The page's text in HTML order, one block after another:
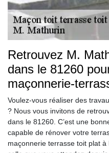
Retrouvez M.
dans le 81260
maçonnerie-
Voulez-vous réaliser des
? Nous vous invitons de
dans le 81260. C’est une
capable de rénover votre
maçonnerie terrasse toit plat à